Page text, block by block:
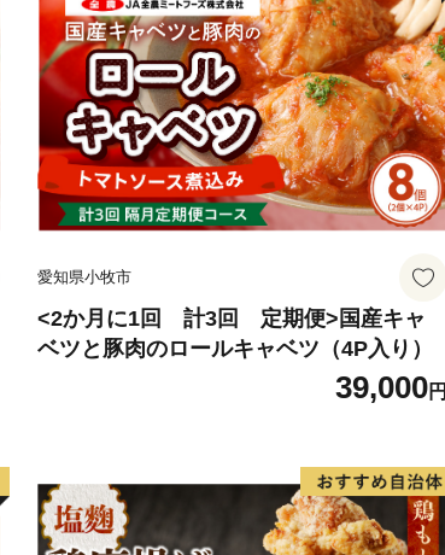
愛知県小牧市
<2か月に1回 計3回 定期便>国産キャ
ベツと豚肉のロールキャベツ（4P入り）
39,000円